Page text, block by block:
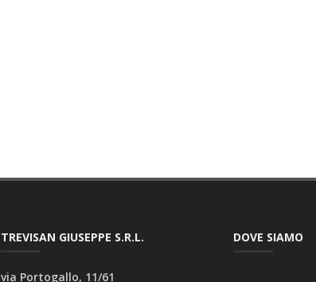
TREVISAN GIUSEPPE S.R.L.
via Portogallo, 11/61
DOVE SIAMO